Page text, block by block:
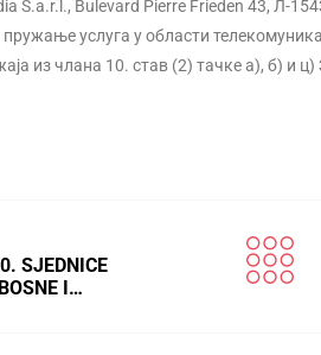
S.a.r.l., Bulevard Pierre Frieden 43, Л-
услуга у области
из члана 10. став (2) тачке а), б) и ц)
SJEDNICE
I…